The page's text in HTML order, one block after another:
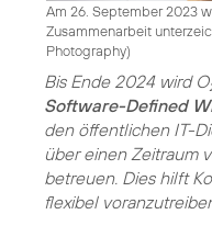
Am 26. September 2023
Zusammenarbeit
Photography)
Bis Ende 2024 wird O
Software-Defined
den öffentlichen IT-
über einen Zeitraum
betreuen. Dies hilft
flexibel